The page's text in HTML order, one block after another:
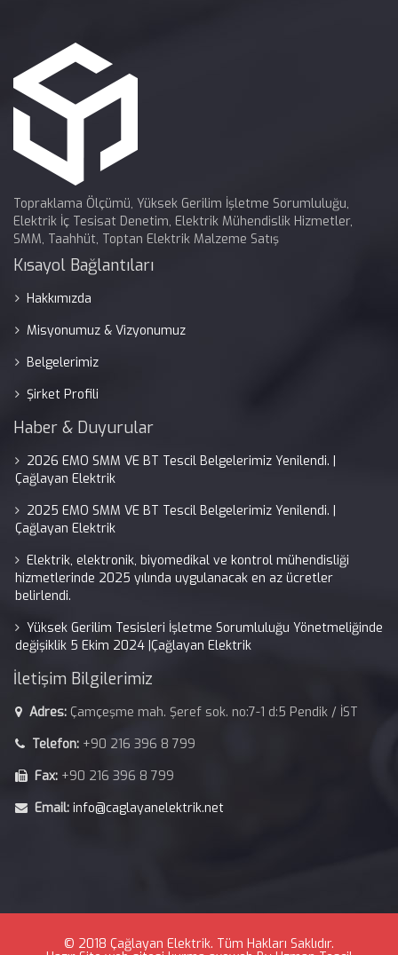
Topraklama Ölçümü, Yüksek Gerilim İşletme Sorumluluğu,
Elektrik İç Tesisat Denetim, Elektrik Mühendislik Hizmetler,
SMM, Taahhüt, Toptan Elektrik Malzeme Satış
Kısayol Bağlantıları
Hakkımızda
Misyonumuz & Vizyonumuz
Belgelerimiz
Şirket Profili
Haber & Duyurular
2026 EMO SMM VE BT Tescil Belgelerimiz Yenilendi. |
Çağlayan Elektrik
2025 EMO SMM VE BT Tescil Belgelerimiz Yenilendi. |
Çağlayan Elektrik
Elektrik, elektronik, biyomedikal ve kontrol mühendisliği
hizmetlerinde 2025 yılında uygulanacak en az ücretler
belirlendi.
Yüksek Gerilim Tesisleri İşletme Sorumluluğu Yönetmeliğinde
değişiklik 5 Ekim 2024 |Çağlayan Elektrik
İletişim Bilgilerimiz
Adres: Çamçeşme mah. Şeref sok. no:7-1 d:5 Pendik / İST
Telefon: +90 216 396 8 799
Fax: +90 216 396 8 799
Email: info@caglayanelektrik.net
© 2018 Çağlayan Elektrik. Tüm Hakları Saklıdır.